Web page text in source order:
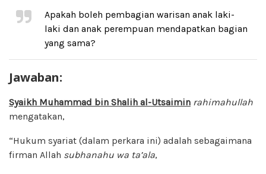
Apakah boleh pembagian warisan anak laki-
laki dan anak perempuan mendapatkan bagian
yang sama?
Jawaban:
Syaikh Muhammad bin Shalih al-Utsaimin rahimahullah
mengatakan,
“Hukum syariat (dalam perkara ini) adalah sebagaimana
firman Allah subhanahu wa ta’ala,